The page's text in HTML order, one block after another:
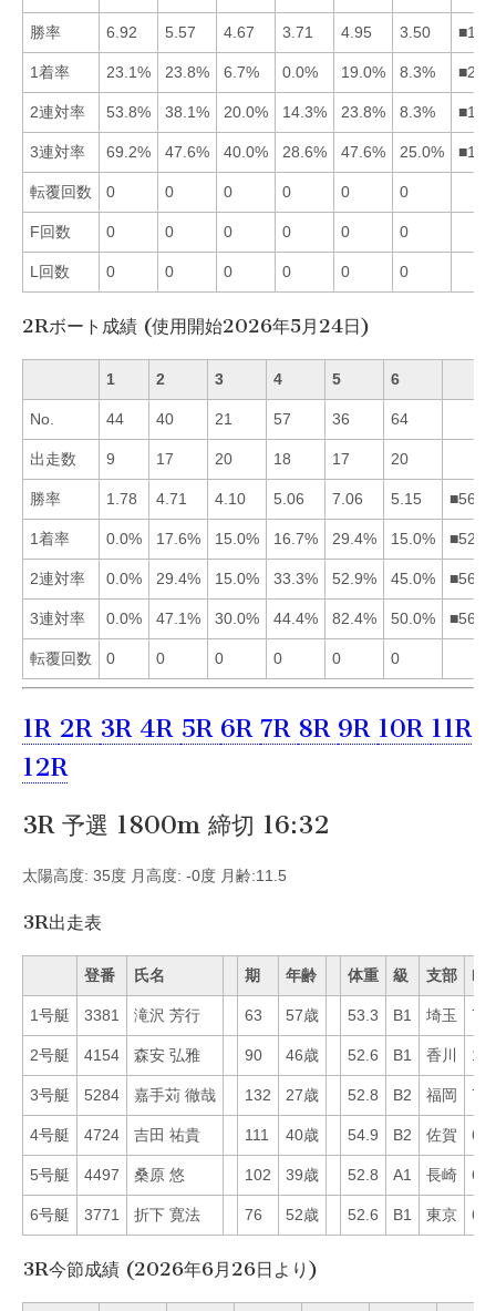
勝率 6.92 5.57 4.67 3.71 4.95 3.50
1着率 23.1% 23.8% 6.7% 0.0% 19.0% 8.3%
2連対率 53.8% 38.1% 20.0% 14.3% 23.8% 8.3%
3連対率 69.2% 47.6% 40.0% 28.6% 47.6% 25.0%
転覆回数 0 0 0 0 0 0
F回数 0 0 0 0 0 0
L回数 0 0 0 0 0 0
2Rボート成績 (使用開始2026年5月24日)
1 2 3 4 5 6
No. 44 40 21 57 36 64
出走数 9 17 20 18 17 20
勝率 1.78 4.71 4.10 5.06 7.06 5.15
1着率 0.0% 17.6% 15.0% 16.7% 29.4% 15.0%
2連対率 0.0% 29.4% 15.0% 33.3% 52.9% 45.0%
3連対率 0.0% 47.1% 30.0% 44.4% 82.4% 50.0%
転覆回数 0 0 0 0 0 0
1R 2R 3R 4R 5R 6R 7R 8R 9R 10R 11R
12R
3R 予選 1800m 締切 16:32
太陽高度: 35度 月高度: -0度 月齢:11.5
3R出走表
登番 氏名 期 年齢 体重 級 支部 Mo
1号艇 3381 滝沢 芳行 63 57歳 53.3 B1 埼玉 75
2号艇 4154 森安 弘雅 90 46歳 52.6 B1 香川 19
3号艇 5284 嘉手苅 徹哉 132 27歳 52.8 B2 福岡 73
4号艇 4724 吉田 祐貴 111 40歳 54.9 B2 佐賀 62
5号艇 4497 桑原 悠 102 39歳 52.8 A1 長崎 65
6号艇 3771 折下 寛法 76 52歳 52.6 B1 東京 60
3R今節成績 (2026年6月26日より)